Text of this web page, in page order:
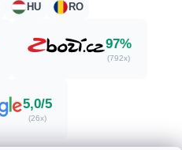
HU RO
97%
(792x)
5,0/5
(26x)